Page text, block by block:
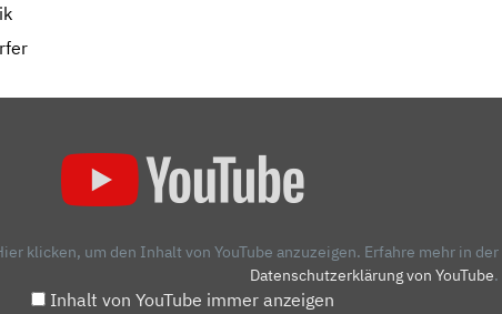
klicken, um den Inhalt von YouTube anzuzeigen. Erfahre mehr in der
Datenschutzerklärung von YouTube.
Inhalt von YouTube immer anzeigen